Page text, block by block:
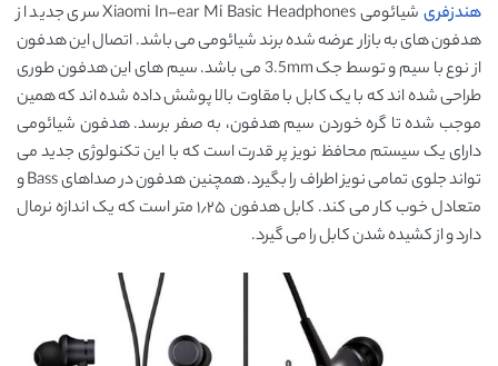
هندزفری
شیائومی Xiaomi In-ear Mi Basic Headphones سری جدید از
هدفون های به بازار عرضه شده برند شیائومی می باشد. اتصال این هدفون
از نوع با سیم و توسط جک 3.5mm می باشد. سیم های این هدفون طوری
طراحی شده اند که با یک کابل با مقاوت بالا پوشش داده شده اند که همین
موجب شده تا گره خوردن سیم هدفون، به صفر برسد. هدفون شیائومی
دارای یک سیستم محافظ نویز پر قدرت است که با این تکنولوژی جدید می
تواند جلوی تمامی نویز اطراف را بگیرد. همچنین هدفون در صداهای Bass و
متعادل خوب کار می کند. کابل هدفون ۱٫۲۵ متر است که یک اندازه نرمال
دارد و از کشیده شدن کابل را می گیرد.